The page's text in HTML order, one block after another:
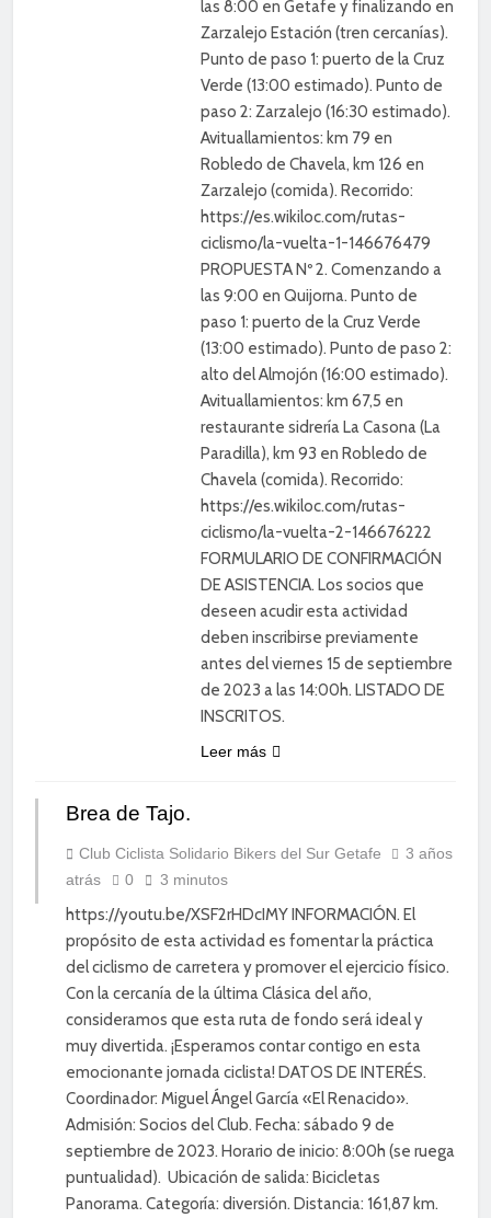
las 8:00 en Getafe y finalizando en
Zarzalejo Estación (tren cercanías).
Punto de paso 1: puerto de la Cruz
Verde (13:00 estimado). Punto de
paso 2: Zarzalejo (16:30 estimado).
Avituallamientos: km 79 en
Robledo de Chavela, km 126 en
Zarzalejo (comida). Recorrido:
https://es.wikiloc.com/rutas-
ciclismo/la-vuelta-1-146676479
PROPUESTA Nº 2. Comenzando a
las 9:00 en Quijorna. Punto de
paso 1: puerto de la Cruz Verde
(13:00 estimado). Punto de paso 2:
alto del Almojón (16:00 estimado).
Avituallamientos: km 67,5 en
restaurante sidrería La Casona (La
Paradilla), km 93 en Robledo de
Chavela (comida). Recorrido:
https://es.wikiloc.com/rutas-
ciclismo/la-vuelta-2-146676222
FORMULARIO DE CONFIRMACIÓN
DE ASISTENCIA. Los socios que
deseen acudir esta actividad
deben inscribirse previamente
antes del viernes 15 de septiembre
de 2023 a las 14:00h. LISTADO DE
INSCRITOS.
Leer más
CICLISMO
CARRETERA
DIVERSIÓN
Brea de Tajo.
Club Ciclista Solidario Bikers del Sur Getafe
3 años
atrás
0 3 minutos
https://youtu.be/XSF2rHDcIMY INFORMACIÓN. El
propósito de esta actividad es fomentar la práctica
del ciclismo de carretera y promover el ejercicio físico.
Con la cercanía de la última Clásica del año,
consideramos que esta ruta de fondo será ideal y
muy divertida. ¡Esperamos contar contigo en esta
emocionante jornada ciclista! DATOS DE INTERÉS.
Coordinador: Miguel Ángel García «El Renacido».
Admisión: Socios del Club. Fecha: sábado 9 de
septiembre de 2023. Horario de inicio: 8:00h (se ruega
puntualidad). Ubicación de salida: Bicicletas
Panorama. Categoría: diversión. Distancia: 161,87 km.